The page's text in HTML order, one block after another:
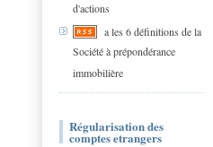
d'actions
a les 6 définitions de la
Société à prépondérance
immobilière
Régularisation des
comptes etrangers